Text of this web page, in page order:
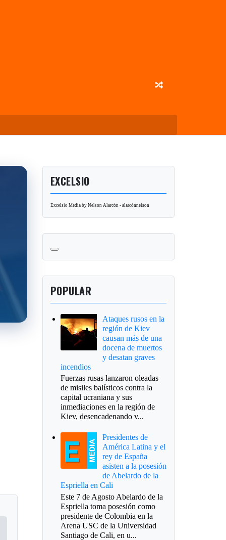
EXCELSIO
Excelsio Media by Nelson Alarcón - alarcónnelson
POPULAR
Ataques rusos en la
región de Kiev
causan más de una
docena de muertos
y desatan graves
incendios
Fuerzas rusas lanzaron oleadas
de misiles balísticos contra la
capital ucraniana y sus
inmediaciones en la región de
Kiev, desencadenando v...
Presidentes de
América Latina y el
rey de España
asisten a la posesión
de Abelardo de la
Espriella en Cali
Este 7 de Agosto Abelardo de la
Espriella toma posesión como
presidente de Colombia en la
Arena USC de la Universidad
Santiago de Cali, en u...